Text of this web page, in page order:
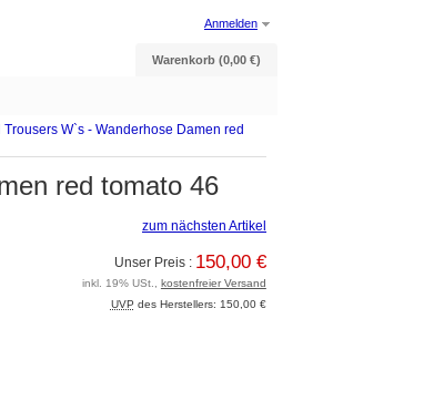
Warenkorb (0,00 €)
Anmelden
W`s - Wanderhose Damen red
red tomato 46
zum nächsten Artikel
Unser Preis : 150,00 €
inkl. 19% USt., kostenfreier Versand
UVP des Herstellers: 150,00 €